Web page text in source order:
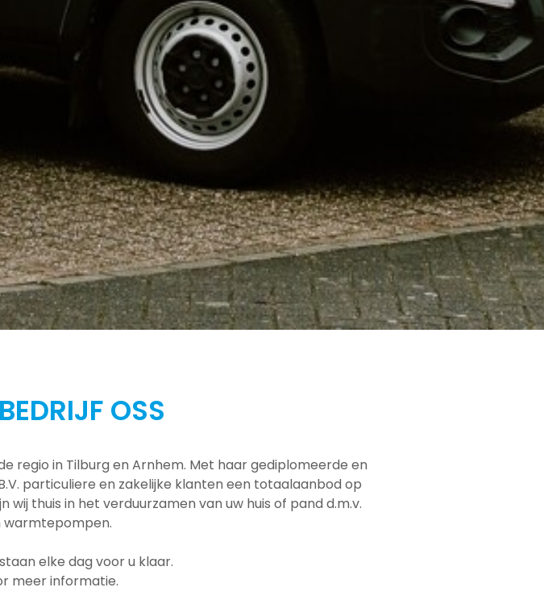
OSS
regio in Tilburg en Arnhem. Met haar gediplomeerde en
particuliere en zakelijke klanten een totaalaanbod op
wij thuis in het verduurzamen van uw huis of pand d.m.v.
warmtepompen.
elke dag voor u klaar.
meer informatie.